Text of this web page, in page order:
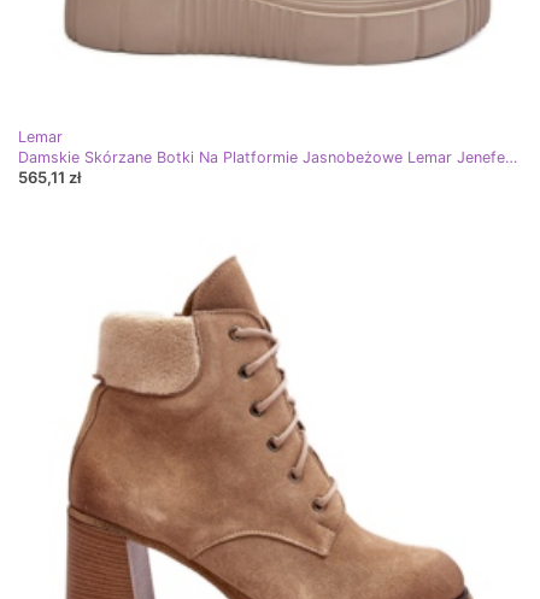
Lemar
Damskie Skórzane Botki Na Platformie Jasnobeżowe Lemar Jenefer beżowy
565,11 zł